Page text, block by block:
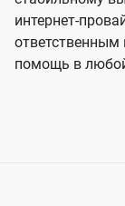
интернет-
ответственным
помощь в